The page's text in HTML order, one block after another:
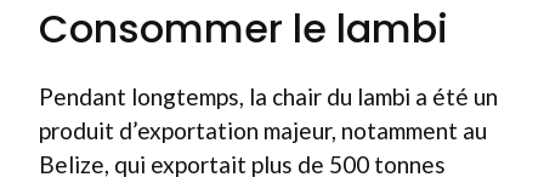
Consommer le lambi
Pendant longtemps, la chair du lambi a été un
produit d’exportation majeur, notamment au
Belize, qui exportait plus de 500 tonnes